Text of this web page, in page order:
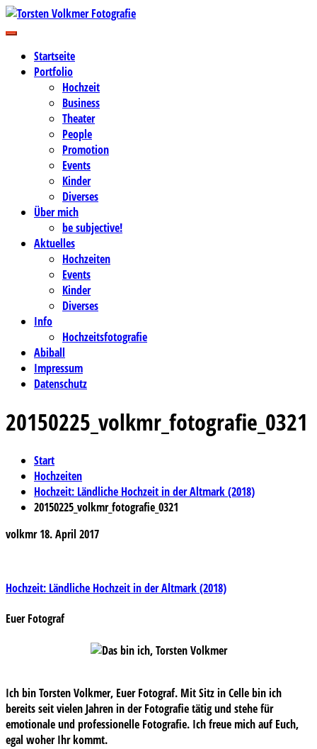
Zum
Inhalt
Torsten Volkmer Fotografie
Business-, Portrait- und Hochzeitsfotografie
Startseite
Portfolio
Hochzeit
Business
Theater
People
Promotion
Events
Kinder
Diverses
Über mich
be subjective!
Aktuelles
Hochzeiten
Events
Kinder
Diverses
Info
Hochzeitsfotografie
Abiball
Impressum
Datenschutz
20150225_volkmr_fotografie_0321
Start
Hochzeiten
Hochzeit: Ländliche Hochzeit in der Altmark (2018)
20150225_volkmr_fotografie_0321
volkmr 18. April 2017
Beitragsnavigation
Hochzeit: Ländliche Hochzeit in der Altmark (2018)
Euer Fotograf
Ich bin Torsten Volkmer, Euer Fotograf. Mit Sitz in Celle bin ich
bereits seit vielen Jahren in der Fotografie tätig und stehe für
emotionale und professionelle Fotografie. Ich freue mich auf Euch,
egal woher Ihr kommt.